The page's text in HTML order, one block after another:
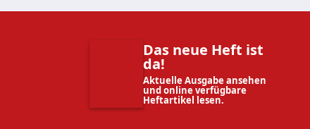
Das neue Heft ist
da!
Aktuelle Ausgabe ansehen
und online verfügbare
Heftartikel lesen.